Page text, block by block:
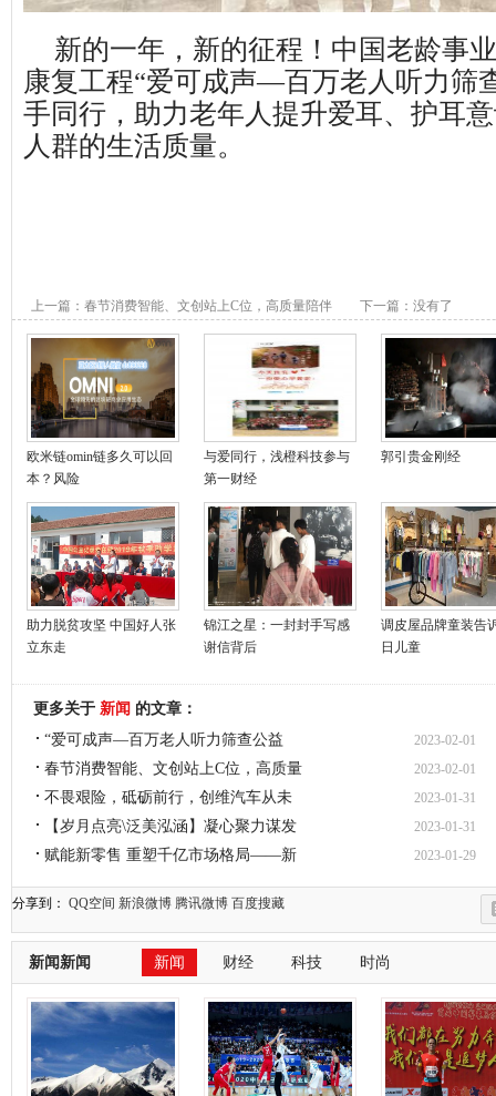
新的一年，新的征程！中国老龄事
康复工程“爱可成声—百万老人听力筛
手同行，助力老年人提升爱耳、护耳
人群的生活质量。
上一篇： 春节消费智能、文创站上C位，高质量陪伴
成家庭教育主旋律
下一篇：没有了
欧米链omin链多久可以回
本？风险
与爱同行，浅橙科技参与
第一财经
郭引贵金刚经
助力脱贫攻坚 中国好人张
立东走
锦江之星：一封封手写感
谢信背后
调皮屋品牌童装告
日儿童
更多关于 新闻 的文章：
“爱可成声—百万老人听力筛查公益
2023-02-01
春节消费智能、文创站上C位，高质量 2023-02-01
不畏艰险，砥砺前行，创维汽车从未 2023-01-31
【岁月点亮\泛美泓涵】凝心聚力谋发 2023-01-31
赋能新零售 重塑千亿市场格局——新 2023-01-29
分享到： QQ空间 新浪微博 腾讯微博 百度搜藏
新闻新闻 新闻 财经 科技 时尚